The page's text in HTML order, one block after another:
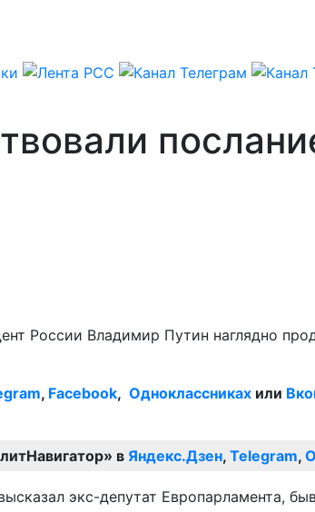
России Владимир Путин наглядно
, Facebook, Одноклассниках или
в Яндекс.Дзен, Telegram,
экс-депутат Европарламента,